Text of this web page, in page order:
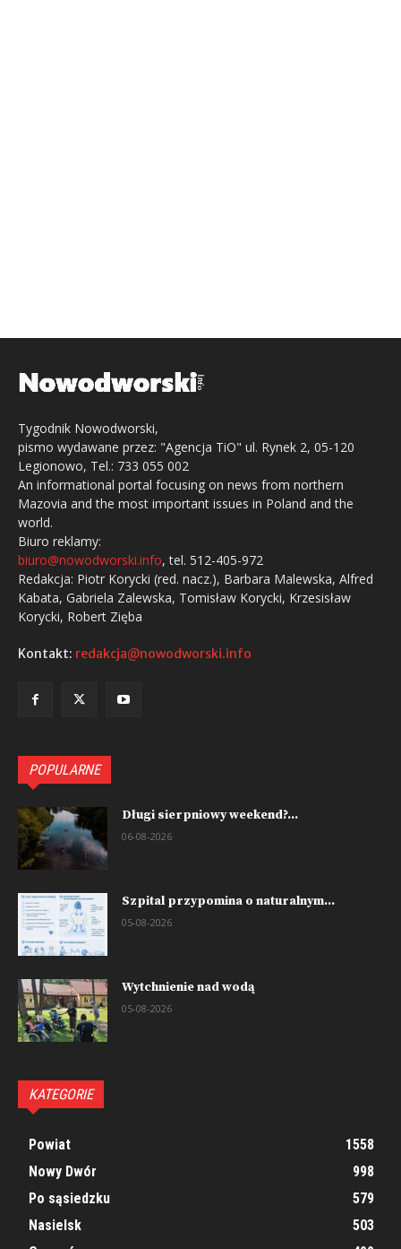
Tygodnik Nowodworski,
pismo wydawane przez: "Agencja TiO" ul. Rynek 2, 05-120
Legionowo, Tel.: 733 055 002
An informational portal focusing on news from northern
Mazovia and the most important issues in Poland and the
world.
Biuro reklamy:
biuro@nowodworski.info, tel. 512-405-972
Redakcja: Piotr Korycki (red. nacz.), Barbara Malewska, Alfred
Kabata, Gabriela Zalewska, Tomisław Korycki, Krzesisław
Korycki, Robert Zięba
Kontakt: redakcja@nowodworski.info
POPULARNE
Długi sierpniowy weekend?...
06-08-2026
Szpital przypomina o naturalnym...
05-08-2026
Wytchnienie nad wodą
05-08-2026
KATEGORIE
Powiat
1558
Nowy Dwór
998
Po sąsiedzku
579
Nasielsk
503